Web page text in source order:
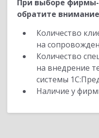
При выборе
обратите
Количество
на
Количество
на внедрение
системы
Наличие у